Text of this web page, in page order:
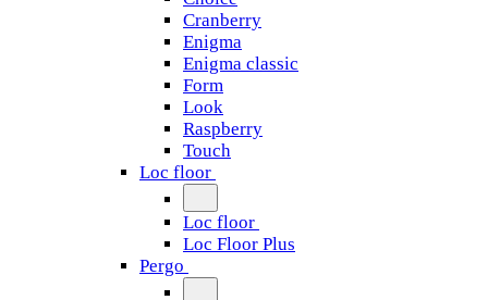
Cranberry
Enigma
Enigma classic
Form
Look
Raspberry
Touch
Loc floor
Loc floor
Loc Floor Plus
Pergo